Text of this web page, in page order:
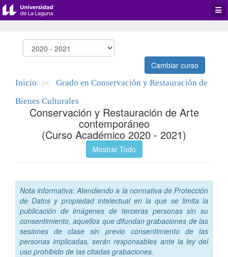
Cambiar curso
Inicio >>
Grado en Conservación y Restauración de
Bienes Culturales
Conservación y Restauración de Arte
contemporáneo
(Curso Académico 2020 - 2021)
Mostrar Todo
Nota informativa: Atendiendo a la normativa de Protección
de Datos y propiedad intelectual en la que se limita la
publicación de imágenes de terceras personas sin su
consentimiento, aquellos que difundan grabaciones de las
sesiones de clase sin previo consentimiento de las
personas implicadas, serán responsables ante la ley del
uso prohibido de las citadas grabaciones.